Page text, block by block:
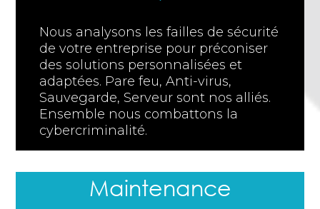
Nous analysons les failles de sécurité
de votre entreprise pour préconiser
des solutions personnalisées et
adaptées. Pare feu, Anti-virus,
Sauvegarde, Serveur sont nos alliés.
Ensemble nous combattons la
cybercriminalité.
Maintenance